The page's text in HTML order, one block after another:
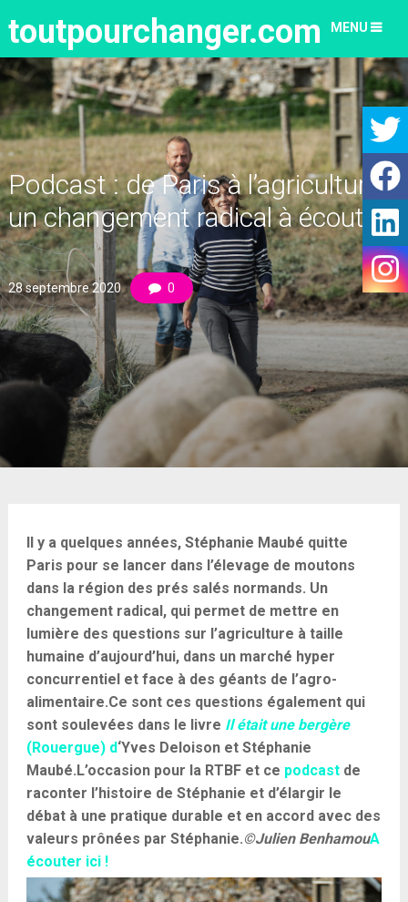
toutpourchanger.com MENU
Podcast : de Paris à l’agriculture,
un changement radical à écouter
28 septembre 2020 0
Il y a quelques années, Stéphanie Maubé quitte
Paris pour se lancer dans l’élevage de moutons
dans la région des prés salés normands. Un
changement radical, qui permet de mettre en
lumière des questions sur l’agriculture à taille
humaine d’aujourd’hui, dans un marché hyper
concurrentiel et face à des géants de l’agro-
alimentaire.Ce sont ces questions également qui
sont soulevées dans le livre Il était une bergère
(Rouergue) d‘Yves Deloison et Stéphanie
Maubé.L’occasion pour la RTBF et ce podcastde
raconter l’histoire de Stéphanie et d’élargir le
débat à une pratique durable et en accord avec des
valeurs prônées par Stéphanie.©Julien BenhamouA
écouter ici !